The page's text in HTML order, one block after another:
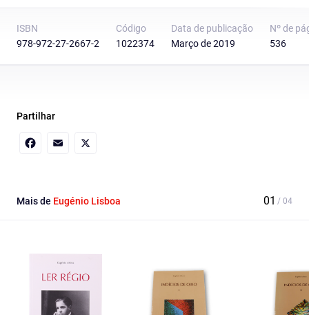
ISBN
978-972-27-2667-2
Código
1022374
Data de publicação
Março de 2019
Nº de
536
Partilhar
Mais de Eugénio Lisboa